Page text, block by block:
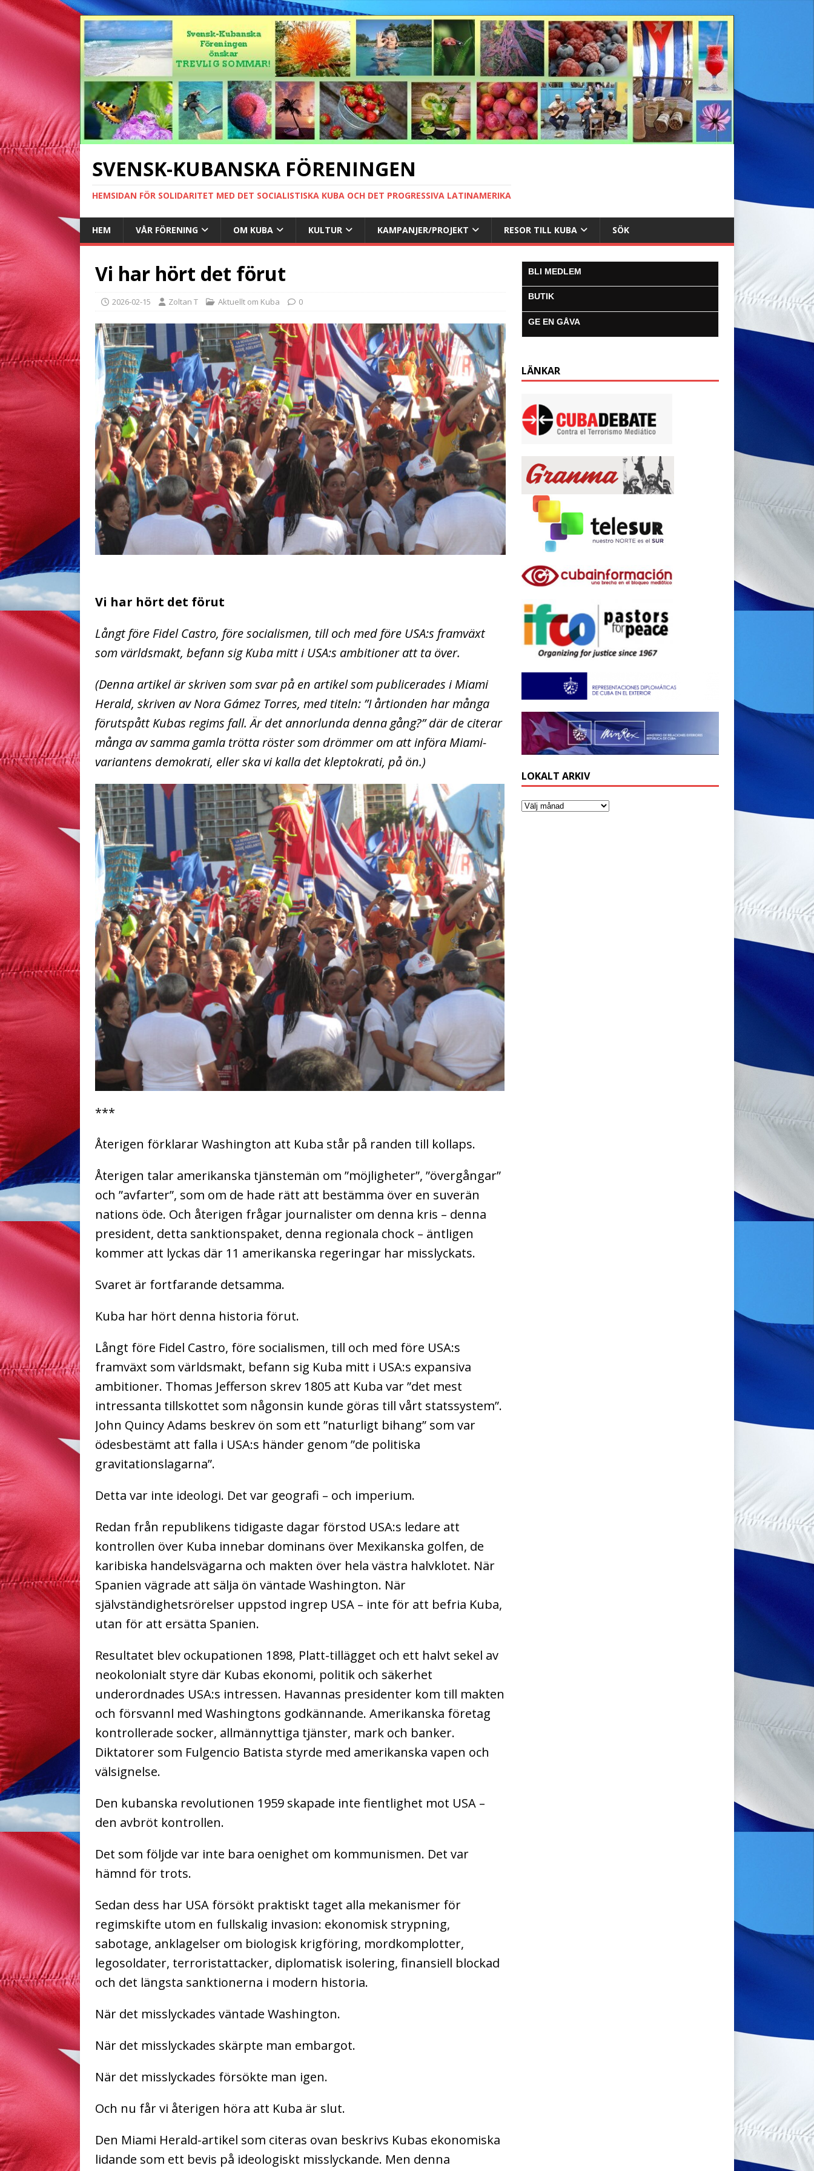
SVENSK-KUBANSKA FÖRENINGEN
HEMSIDAN FÖR SOLIDARITET MED DET SOCIALISTISKA KUBA OCH DET PROGRESSIVA LATINAMERIKA
HEM VÅR FÖRENING OM KUBA KULTUR KAMPANJER/PROJEKT RESOR TILL KUBA SÖK
Vi har hört det förut
2026-02-15 Zoltan T Aktuellt om Kuba 0
Vi har hört det förut
Långt före Fidel Castro, före socialismen, till och med före USA:s framväxt
som världsmakt, befann sig Kuba mitt i USA:s ambitioner att ta över.
(Denna artikel är skriven som svar på en artikel som publicerades i Miami
Herald, skriven av Nora Gámez Torres, med titeln: ”I årtionden har många
förutspått Kubas regims fall. Är det annorlunda denna gång?” där de citerar
många av samma gamla trötta röster som drömmer om att införa Miami-
variantens demokrati, eller ska vi kalla det kleptokrati, på ön.)
***
Återigen förklarar Washington att Kuba står på randen till kollaps.
Återigen talar amerikanska tjänstemän om ”möjligheter”, ”övergångar”
och ”avfarter”, som om de hade rätt att bestämma över en suverän
nations öde. Och återigen frågar journalister om denna kris – denna
president, detta sanktionspaket, denna regionala chock – äntligen
kommer att lyckas där 11 amerikanska regeringar har misslyckats.
Svaret är fortfarande detsamma.
Kuba har hört denna historia förut.
Långt före Fidel Castro, före socialismen, till och med före USA:s
framväxt som världsmakt, befann sig Kuba mitt i USA:s expansiva
ambitioner. Thomas Jefferson skrev 1805 att Kuba var ”det mest
intressanta tillskottet som någonsin kunde göras till vårt statssystem”.
John Quincy Adams beskrev ön som ett ”naturligt bihang” som var
ödesbestämt att falla i USA:s händer genom ”de politiska
gravitationslagarna”.
Detta var inte ideologi. Det var geografi – och imperium.
Redan från republikens tidigaste dagar förstod USA:s ledare att
kontrollen över Kuba innebar dominans över Mexikanska golfen, de
karibiska handelsvägarna och makten över hela västra halvklotet. När
Spanien vägrade att sälja ön väntade Washington. När
självständighetsrörelser uppstod ingrep USA – inte för att befria Kuba,
utan för att ersätta Spanien.
Resultatet blev ockupationen 1898, Platt-tillägget och ett halvt sekel av
neokolonialt styre där Kubas ekonomi, politik och säkerhet
underordnades USA:s intressen. Havannas presidenter kom till makten
och försvannl med Washingtons godkännande. Amerikanska företag
kontrollerade socker, allmännyttiga tjänster, mark och banker.
Diktatorer som Fulgencio Batista styrde med amerikanska vapen och
välsignelse.
Den kubanska revolutionen 1959 skapade inte fientlighet mot USA –
den avbröt kontrollen.
Det som följde var inte bara oenighet om kommunismen. Det var
hämnd för trots.
Sedan dess har USA försökt praktiskt taget alla mekanismer för
regimskifte utom en fullskalig invasion: ekonomisk strypning,
sabotage, anklagelser om biologisk krigföring, mordkomplotter,
legosoldater, terroristattacker, diplomatisk isolering, finansiell blockad
och det längsta sanktionerna i modern historia.
När det misslyckades väntade Washington.
När det misslyckades skärpte man embargot.
När det misslyckades försökte man igen.
Och nu får vi återigen höra att Kuba är slut.
Den Miami Herald-artikel som citeras ovan beskrivs Kubas ekonomiska
lidande som ett bevis på ideologiskt misslyckande. Men denna
BLI MEDLEM
BUTIK
GE EN GÅVA
LÄNKAR
LOKALT ARKIV